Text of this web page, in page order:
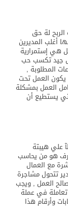
لة حق
أغلب المديرين
هي إستمرارية
جيد تكسب حب
المطلوبة ,
العمل تحت
العمل بمشكلة
يستطيع أن
علي هيبتة
هو من يحاسب
مع العمال
تتحول مشاجرة
العمل , ويجب
في عملة
وأرقام هذا